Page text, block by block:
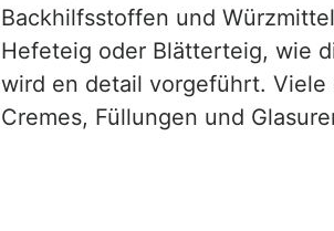
Backhilfsstoffen und
Hefeteig oder Blätterteig, wie
wird en detail vorgeführt.
Cremes, Füllungen und